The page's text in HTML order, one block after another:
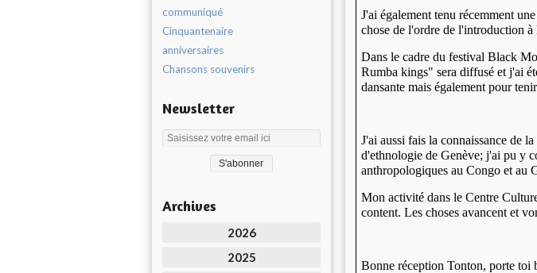
communiqué
Cinquantenaire
anniversaires
Chansons souvenirs
Newsletter
Archives
2026
2025
J'ai également tenu récemment
chose de l'ordre de l'introduction
Dans le cadre du festival Black
Rumba kings" sera diffusé et j'ai
dansante mais également pour
J'ai aussi fais la connaissance de
d'ethnologie de Genève; j'ai pu y
anthropologiques au Congo et au
Mon activité dans le Centre
content. Les choses avancent et
Bonne réception Tonton, porte toi